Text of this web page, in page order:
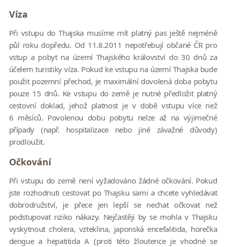
Víza
Při vstupu do Thajska musíme mít platný pas ještě nejméně
půl roku dopředu. Od 11.8.2011 nepot­řebují občané ČR pro
vstup a pobyt na území Thajského království do 30 dnů za
účelem turistiky víza. Pokud ke vstupu na území Thajska bude
použit pozemní přechod, je maximální dovolená doba pobytu
pouze 15 dnů. Ke vstupu do země je nutné předložit platný
cestovní doklad, jehož platnost je v době vstupu více než
6 měsíců. Povolenou dobu pobytu nelze až na výjimečné
případy (např. hospitalizace nebo jiné závažné důvody)
prodloužit.
Očkování
Při vstupu do země není vyžadováno žádné očkování. Pokud
jste rozhodnuti cestovat po Thajsku sami a chcete vyhledávat
dobrodružství, je přece jen lepší se nechat očkovat než
podstupovat riziko nákazy. Nejčastěji by se mohla v Thajsku
vyskytnout cholera, vzteklina, japonská encefalitida, horečka
dengue a hepatitida A (proti této žloutence je vhodné se